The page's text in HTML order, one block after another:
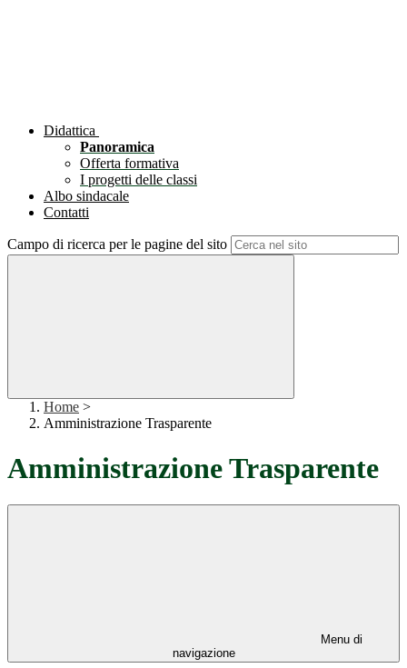
Didattica
Panoramica
Offerta formativa
I progetti delle classi
Albo sindacale
Contatti
Campo di ricerca per le pagine del sito
Home >
Amministrazione Trasparente
Amministrazione Trasparente
Menu di
navigazione